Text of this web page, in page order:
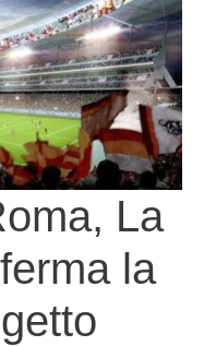
La
la